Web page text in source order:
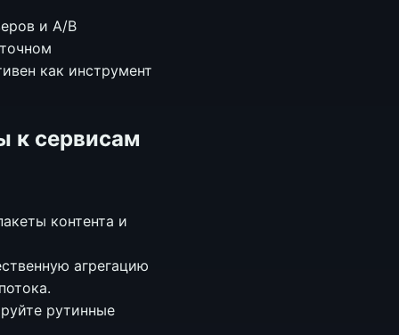
и A/B
как инструмент
к сервисам
контента и
агрегацию
рутинные